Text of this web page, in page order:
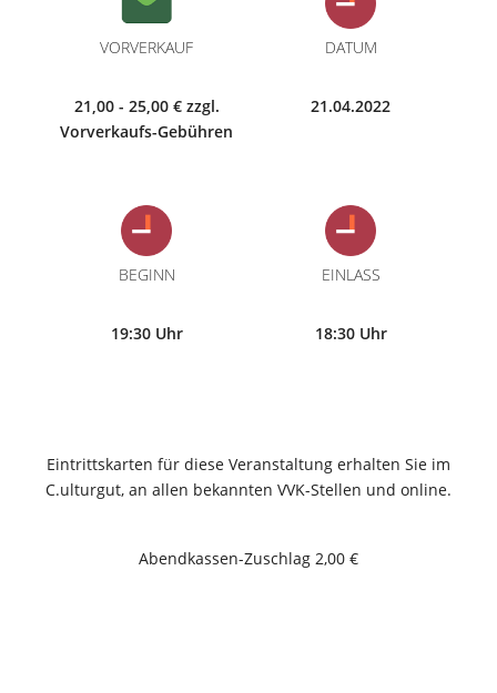
VORVERKAUF
21,00 - 25,00 € zzgl.
Vorverkaufs-Gebühren
DATUM
21.04.2022
BEGINN
19:30 Uhr
EINLASS
18:30 Uhr
Eintrittskarten für diese Veranstaltung erhalten Sie im
C.ulturgut, an allen bekannten VVK-Stellen und online.
Abendkassen-Zuschlag 2,00 €